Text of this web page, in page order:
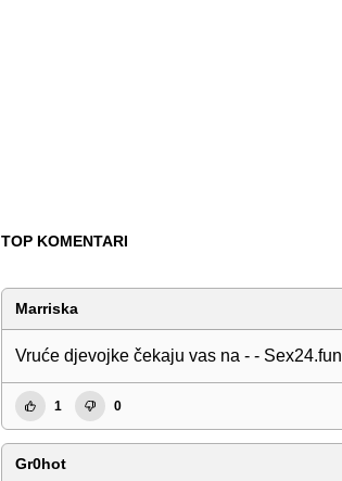
TOP KOMENTARI
Marriska
V ru ć e dj e vo j ke če ka j u v as n a - - S e x 2 4 . f u n
1 0
Gr0hot